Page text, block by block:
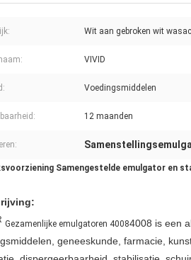
Wit aan gebroken wit
VIVID
Voedingsmiddelen
12 maanden
Samengestelde emulgator en
:
Gezamenlijke emulgatoren 40084008 is een
geneeskunde, farmacie,